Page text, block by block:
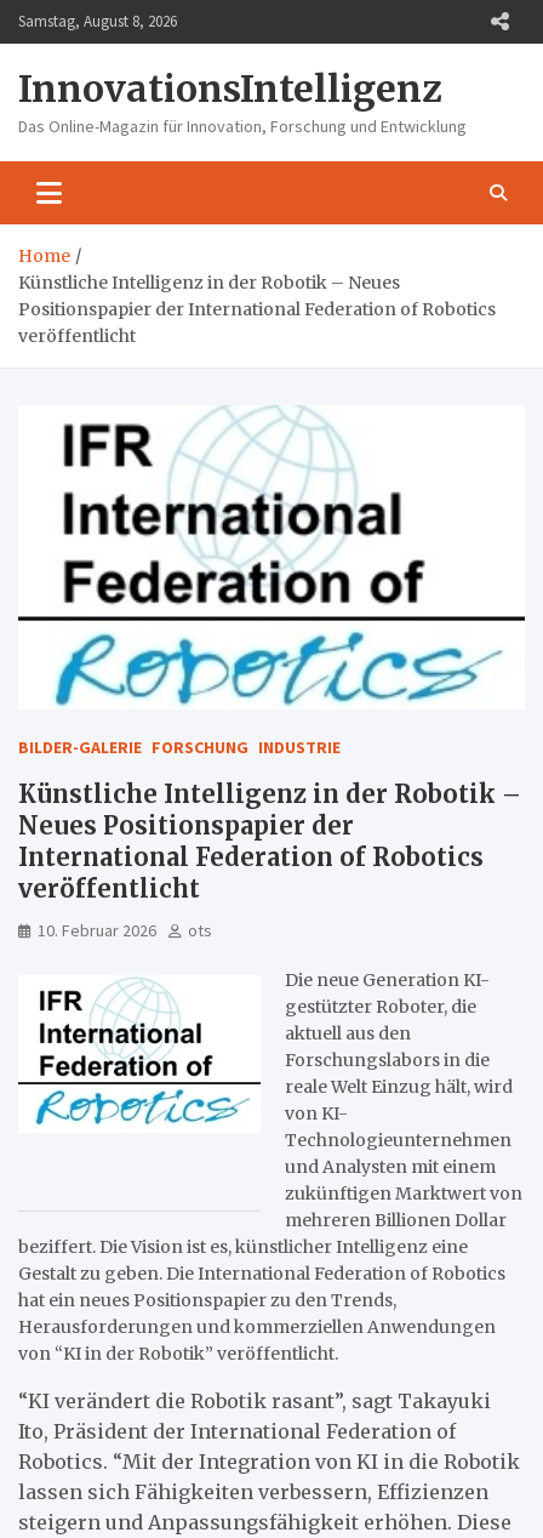
Skip
to
Samstag, August 8, 2026
InnovationsIntelligenz
Das Online-Magazin für Innovation, Forschung und Entwicklung
Home
Künstliche Intelligenz in der Robotik – Neues
Positionspapier der International Federation of Robotics
veröffentlicht
BILDER-GALERIE FORSCHUNG INDUSTRIE
Künstliche Intelligenz in der Robotik –
Neues Positionspapier der
International Federation of Robotics
veröffentlicht
10. Februar 2026 ots
Die neue Generation KI-
gestützter Roboter, die
aktuell aus den
Forschungslabors in die
reale Welt Einzug hält, wird
von KI-
Technologieunternehmen
und Analysten mit einem
zukünftigen Marktwert von
mehreren Billionen Dollar
beziffert. Die Vision ist es, künstlicher Intelligenz eine
Gestalt zu geben. Die International Federation of Robotics
hat ein neues Positionspapier zu den Trends,
Herausforderungen und kommerziellen Anwendungen
von “KI in der Robotik” veröffentlicht.
“KI verändert die Robotik rasant”, sagt Takayuki
Ito, Präsident der International Federation of
Robotics. “Mit der Integration von KI in die Robotik
lassen sich Fähigkeiten verbessern, Effizienzen
steigern und Anpassungsfähigkeit erhöhen. Diese